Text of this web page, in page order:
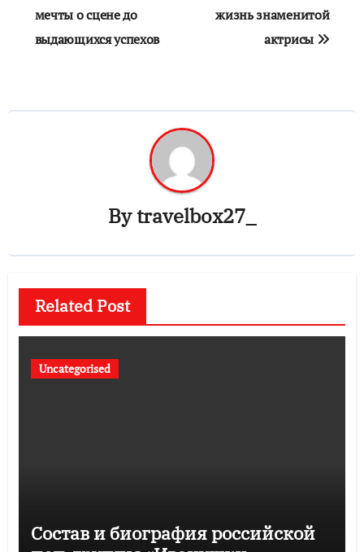
мечты о сцене до
выдающихся успехов
жизнь знаменитой
актрисы
Bytravelbox27_
Related Post
Uncategorised
Состав и биография российской